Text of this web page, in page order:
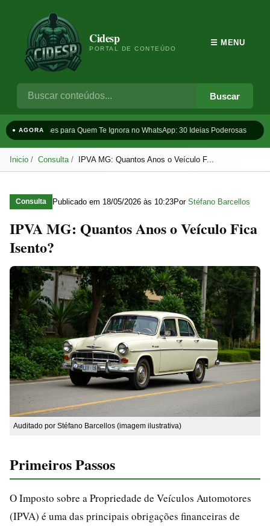
Cidesp
PORTAL DE CONTEÚDO
Buscar
☰ MENU
● AGORAFrases para Quem Te Ignora no WhatsApp: 30 Ideias Poderosas
Inicio Consulta IPVA MG: Quantos Anos o Veículo F...
Consulta Publicado em 18/05/2026 às 10:23Por Stéfano Barcellos
IPVA MG: Quantos Anos o Veículo Fica
Isento?
Auditado por Stéfano Barcellos (imagem ilustrativa)
Primeiros Passos
O Imposto sobre a Propriedade de Veículos Automotores
(IPVA) é uma das principais obrigações financeiras de